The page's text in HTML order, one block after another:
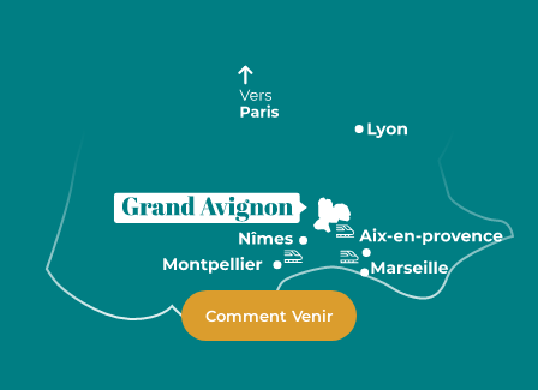
Comment Venir